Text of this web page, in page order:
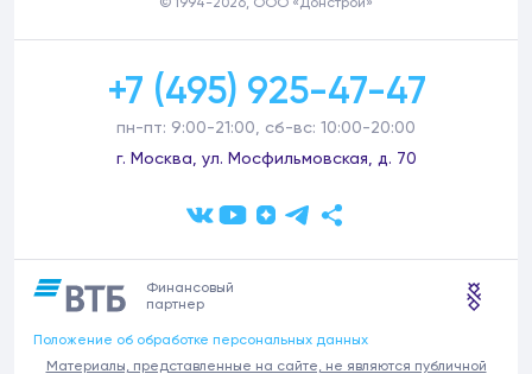
+7 (495) 925-47-47
пн-пт: 9:00-21:00, сб-вс: 10:00-20:00
г. Москва, ул. Мосфильмовская, д. 70
Финансовый
партнер
Положение об обработке персональных данных
Материалы, представленные на сайте, не являются публичной